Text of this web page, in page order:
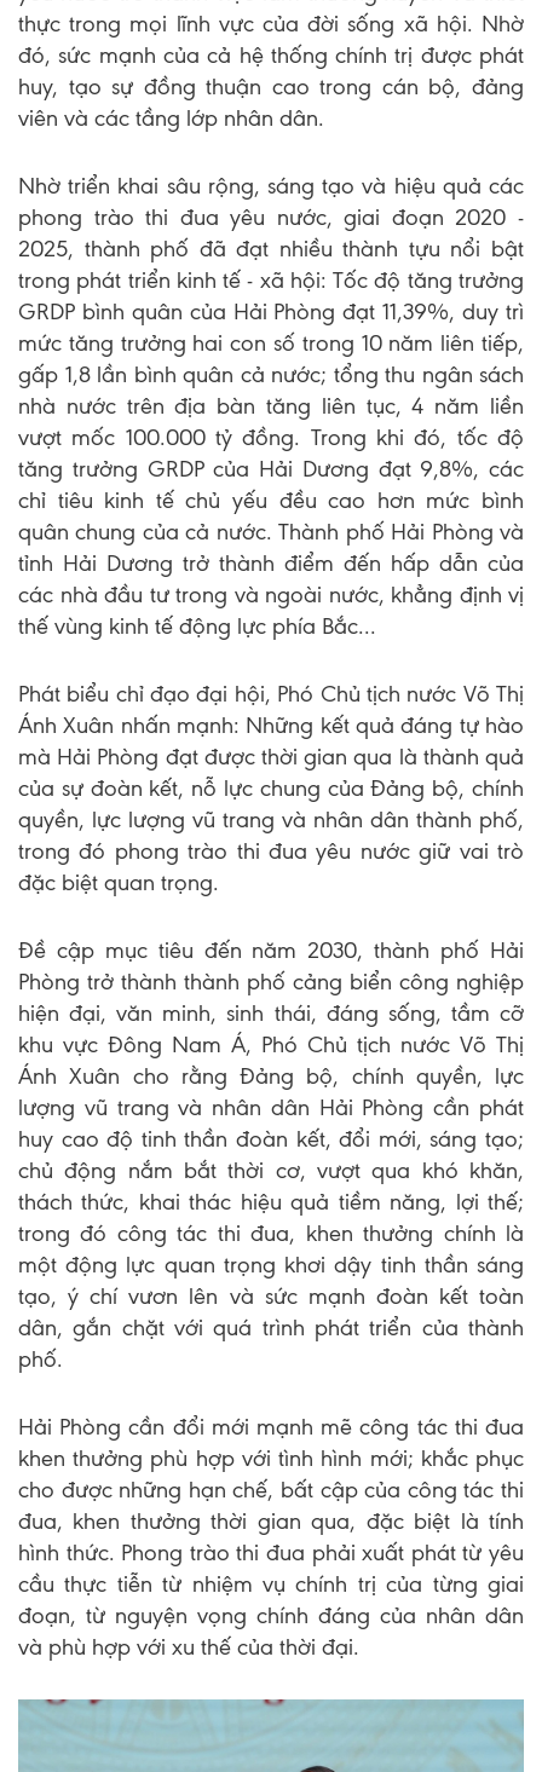
thực trong mọi lĩnh vực của đời sống xã hội. Nhờ
đó, sức mạnh của cả hệ thống chính trị được phát
huy, tạo sự đồng thuận cao trong cán bộ, đảng
viên và các tầng lớp nhân dân.
Nhờ triển khai sâu rộng, sáng tạo và hiệu quả các
phong trào thi đua yêu nước, giai đoạn 2020 -
2025, thành phố đã đạt nhiều thành tựu nổi bật
trong phát triển kinh tế - xã hội: Tốc độ tăng trưởng
GRDP bình quân của Hải Phòng đạt 11,39%, duy trì
mức tăng trưởng hai con số trong 10 năm liên tiếp,
gấp 1,8 lần bình quân cả nước; tổng thu ngân sách
nhà nước trên địa bàn tăng liên tục, 4 năm liền
vượt mốc 100.000 tỷ đồng. Trong khi đó, tốc độ
tăng trưởng GRDP của Hải Dương đạt 9,8%, các
chỉ tiêu kinh tế chủ yếu đều cao hơn mức bình
quân chung của cả nước. Thành phố Hải Phòng và
tỉnh Hải Dương trở thành điểm đến hấp dẫn của
các nhà đầu tư trong và ngoài nước, khẳng định vị
thế vùng kinh tế động lực phía Bắc...
Phát biểu chỉ đạo đại hội, Phó Chủ tịch nước Võ Thị
Ánh Xuân nhấn mạnh: Những kết quả đáng tự hào
mà Hải Phòng đạt được thời gian qua là thành quả
của sự đoàn kết, nỗ lực chung của Đảng bộ, chính
quyền, lực lượng vũ trang và nhân dân thành phố,
trong đó phong trào thi đua yêu nước giữ vai trò
đặc biệt quan trọng.
Đề cập mục tiêu đến năm 2030, thành phố Hải
Phòng trở thành thành phố cảng biển công nghiệp
hiện đại, văn minh, sinh thái, đáng sống, tầm cỡ
khu vực Đông Nam Á, Phó Chủ tịch nước Võ Thị
Ánh Xuân cho rằng Đảng bộ, chính quyền, lực
lượng vũ trang và nhân dân Hải Phòng cần phát
huy cao độ tinh thần đoàn kết, đổi mới, sáng tạo;
chủ động nắm bắt thời cơ, vượt qua khó khăn,
thách thức, khai thác hiệu quả tiềm năng, lợi thế;
trong đó công tác thi đua, khen thưởng chính là
một động lực quan trọng khơi dậy tinh thần sáng
tạo, ý chí vươn lên và sức mạnh đoàn kết toàn
dân, gắn chặt với quá trình phát triển của thành
phố.
Hải Phòng cần đổi mới mạnh mẽ công tác thi đua
khen thưởng phù hợp với tình hình mới; khắc phục
cho được những hạn chế, bất cập của công tác thi
đua, khen thưởng thời gian qua, đặc biệt là tính
hình thức. Phong trào thi đua phải xuất phát từ yêu
cầu thực tiễn từ nhiệm vụ chính trị của từng giai
đoạn, từ nguyện vọng chính đáng của nhân dân
và phù hợp với xu thế của thời đại.